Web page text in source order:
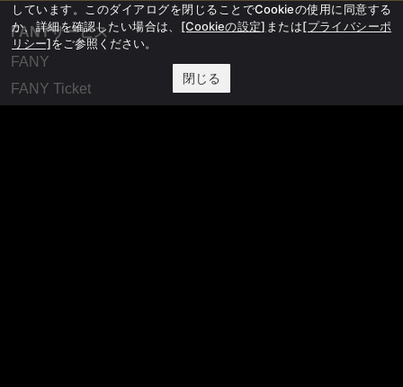
FANYサービス
FANY
FANY Ticket
しています。このダイアログを閉じることでCookieの使用に同意する
か、詳細を確認したい場合は、 [Cookieの設定] または[プライバシーポ
リシー]をご参照ください。
閉じる